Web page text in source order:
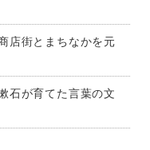
店街とまちなかを元
石が育てた言葉の文